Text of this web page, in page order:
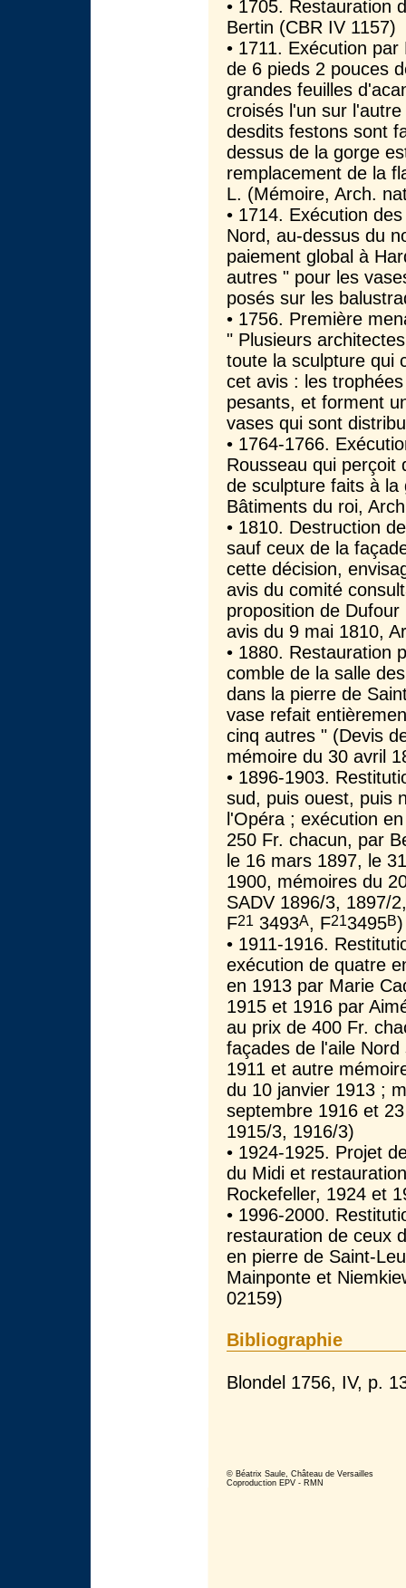
• 1705. Restauration
Bertin (CBR IV 1157)
• 1711. Exécution
de 6 pieds 2 pouces
grandes feuilles
croisés l'un sur
desdits festons sont
dessus de la gorge
remplacement de la
L. (Mémoire, Arch.
• 1714. Exécution
Nord, au-dessus du
paiement global à
autres " pour les
posés sur les
• 1756. Première
" Plusieurs
toute la sculpture qui
cet avis : les
pesants, et forment
vases qui sont
• 1764-1766.
Rousseau qui perçoit
de sculpture faits à la
Bâtiments du roi,
• 1810. Destruction
sauf ceux de la
cette décision,
avis du comité
proposition de
avis du 9 mai 1810,
• 1880. Restauration
comble de la salle
dans la pierre de
vase refait
cinq autres " (Devis
mémoire du 30 avril
• 1896-1903.
sud, puis ouest, puis
l'Opéra ; exécution
250 Fr. chacun, par
le 16 mars 1897, le
1900, mémoires du
SADV 1896/3, 1897/
F21 3493A, F213495B)
• 1911-1916.
exécution de quatre
en 1913 par Marie
1915 et 1916 par
au prix de 400 Fr.
façades de l'aile
1911 et autre
du 10 janvier 1913 ;
septembre 1916 et
1915/3, 1916/3)
• 1924-1925. Projet
du Midi et
Rockefeller, 1924 et
• 1996-2000.
restauration de ceux
en pierre de Saint-
Mainponte et
02159)
Bibliographie
Blondel 1756, IV, p.
© Béatrix Saule, Château de Versailles
Coproduction EPV - RMN